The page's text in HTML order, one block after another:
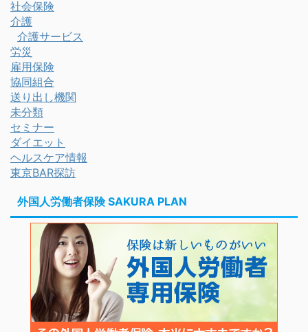
社会保険
介護
介護サービス
労災
雇用保険
協同組合
送り出し機関
未分類
セミナー
ダイエット
ヘルスケア情報
東京BAR探訪
外国人労働者保険 SAKURA PLAN